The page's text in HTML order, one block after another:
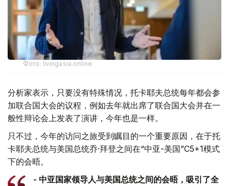
Фото: livingasia.online
分析家表示，只要没有特殊情况，托卡耶夫总统每年都会参
加联合国大会的议程，例如去年就出席了联合国大会并在一
般性辩论会上发表了演讲，今年也是一样。
只不过，今年的访问之旅受到瞩目的一个重要原因，在于托
卡耶夫总统与美国总统乔·拜登之间在“中亚-美国”C5+1模式
下的会晤。
- 中亚国家领导人与美国总统之间的会晤，吸引了全